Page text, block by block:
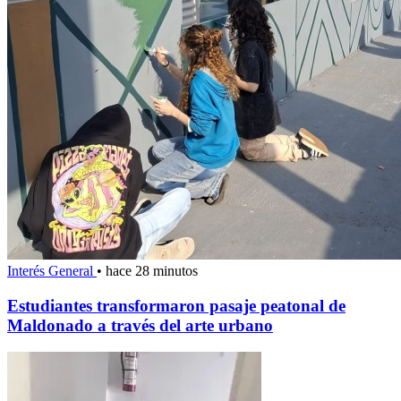
Interés General • hace 28 minutos
Estudiantes transformaron pasaje peatonal de
Maldonado a través del arte urbano